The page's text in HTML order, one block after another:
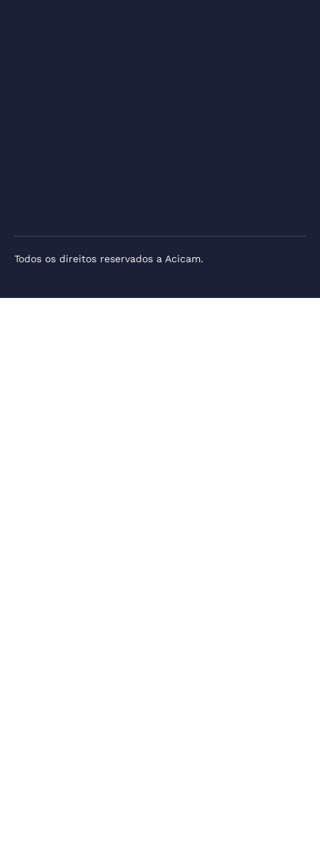
Todos os direitos reservados a Acicam.